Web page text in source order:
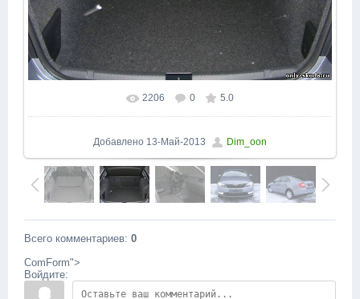
2206 0 5.0
Добавлено 13-Май-2013 Dim_oon
Всего комментариев: 0
ComForm">
Войдите: